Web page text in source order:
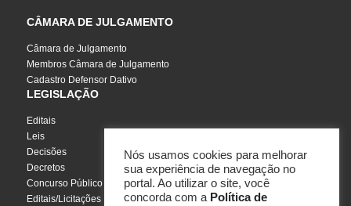
CÂMARA DE JULGAMENTO
Câmara de Julgamento
Membros Câmara de Julgamento
Cadastro Defensor Dativo
LEGISLAÇÃO
Editais
Leis
Decisões
Decretos
Concurso Público
Editais/Licitações
Nós usamos cookies para melhorar
sua experiência de navegação no
portal. Ao utilizar o site, você
concorda com a Política de